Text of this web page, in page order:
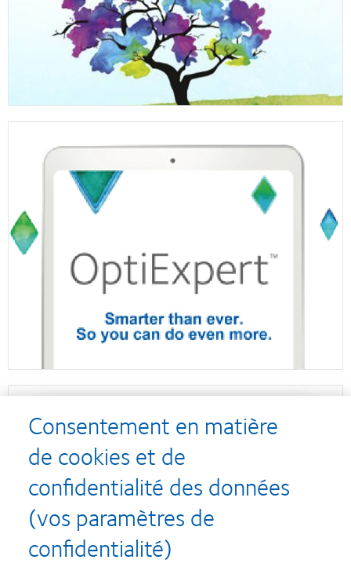
Consentement en matière
de cookies et de
confidentialité des données
(vos paramètres de
confidentialité)